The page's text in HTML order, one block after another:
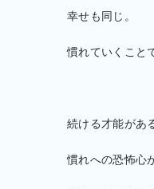
幸せも同じ。
慣れていくこと
続ける才能があ
慣れへの恐怖心